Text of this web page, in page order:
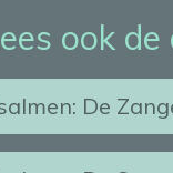
ook
De